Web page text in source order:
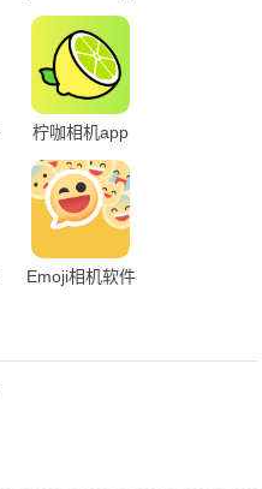
下载安卓
柠咖相机app
Emoji相机软件